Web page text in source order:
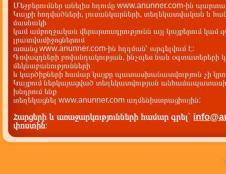
Մեջբերումներ անելիս հղումը www.anunner.com-ին
Կայքի հոդվածների, լուսանկարների, տեղեկատվական և
մասնակի
կամ ամբողջական վերարտադրությունն այլ կայքերում կամ
լրատվամիջոցներում
առանց www.anunner.com-ին հղղման՝ արգելվում է:
Գովազդների բովանդակության, ինչպես նաև օգտատերերի
մեկնաբանությունների
և կարծիքների համար կայքը պատասխանատվություն չի
Կայքում ներկայացված տեղեկատվության
խնդրում ենք
տեղեկացնել www.anunner.com ադմենիստրացիային:
Հարցերի և առաջարկությունների համար գրել`
փոստին: